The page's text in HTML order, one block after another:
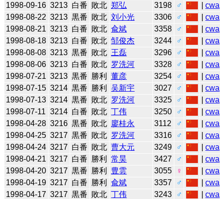
1998-09-16 3213 白番 敗北 郑弘 3198 ♂ |cwa
1998-08-22 3213 黒番 敗北 刘小光 3306 ♂ |cwa
1998-08-21 3213 白番 敗北 兪斌 3358 ♂ |cwa
1998-08-18 3213 白番 敗北 邹俊杰 3244 ♂ |cwa
1998-08-08 3213 黒番 敗北 王磊 3296 ♂ |cwa
1998-08-06 3213 白番 敗北 罗洗河 3328 ♂ |cwa
1998-07-21 3213 黒番 勝利 董彦 3254 ♂ |cwa
1998-07-15 3214 黒番 勝利 吴新宇 3027 ♂ |cwa
1998-07-13 3214 黒番 敗北 罗洗河 3325 ♂ |cwa
1998-07-11 3214 白番 敗北 丁伟 3250 ♂ |cwa
1998-04-28 3216 黒番 敗北 廖桂永 3112 ♂ |cwa
1998-04-25 3217 黒番 敗北 罗洗河 3316 ♂ |cwa
1998-04-24 3217 白番 敗北 曹大元 3249 ♂ |cwa
1998-04-21 3217 白番 勝利 常昊 3427 ♂ |cwa
1998-04-20 3217 黒番 勝利 豊雲 3055 ♀ |cwa
1998-04-19 3217 白番 勝利 兪斌 3357 ♂ |cwa
1998-04-17 3217 黒番 敗北 丁伟 3243 ♂ |cwa